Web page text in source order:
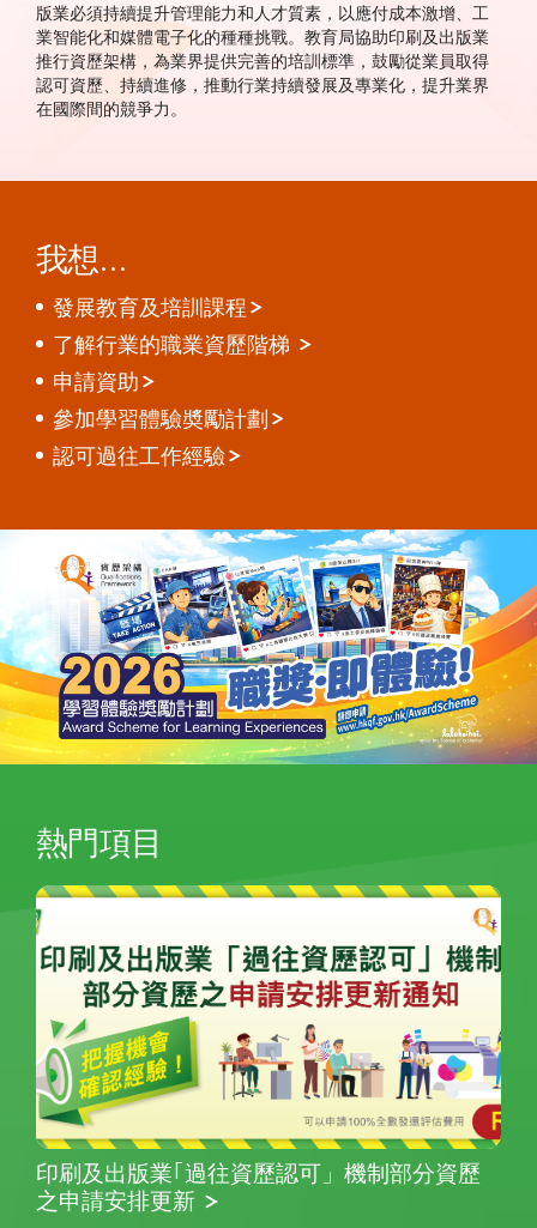
版業必須持續提升管理能力和人才質素，以應付成本激增、工
業智能化和媒體電子化的種種挑戰。教育局協助印刷及出版業
推行資歷架構，為業界提供完善的培訓標準，鼓勵從業員取得
認可資歷、持續進修，推動行業持續發展及專業化，提升業界
在國際間的競爭力。
我想…
發展教育及培訓課程
了解行業的職業資歷階梯
申請資助
參加學習體驗奬勵計劃
認可過往工作經驗
熱門項目
印刷及出版業｢過往資歷認可」機制部分資歷
之申請安排更新